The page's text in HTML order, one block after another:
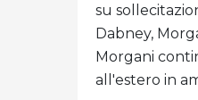
su
Dabney,
Morgani
all'estero in